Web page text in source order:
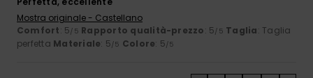
Mostra originale - Castellano
Comfort: 5/5 Rapporto qualità-prezzo: 5/5 Taglia: Taglia
perfetta Materiale: 5/5 Colore: 5/5